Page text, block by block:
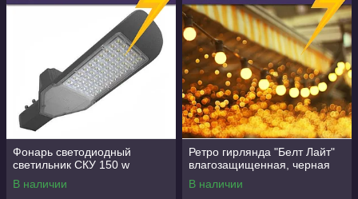
Фонарь светодиодный
светильник СКУ 150 w
В наличии
Ретро гирлянда "Белт Лайт"
влагозащищенная, черная
В наличии